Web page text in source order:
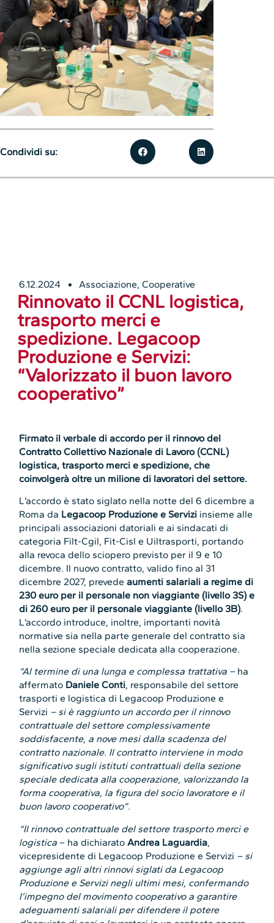
6.12.2024 Associazione,Cooperative
Rinnovato il CCNL logistica,
trasporto merci e
spedizione. Legacoop
Produzione e Servizi:
“Valorizzato il buon lavoro
cooperativo”
Firmato il verbale di accordo per il rinnovo del
Contratto Collettivo Nazionale di Lavoro (CCNL)
logistica, trasporto merci e spedizione, che
coinvolgerà oltre un milione di lavoratori del settore.
L’accordo è stato siglato nella notte del 6 dicembre a
Roma da Legacoop Produzione e Servizi insieme alle
principali associazioni datoriali e ai sindacati di
categoria Filt-Cgil, Fit-Cisl e Uiltrasporti, portando
alla revoca dello sciopero previsto per il 9 e 10
dicembre. Il nuovo contratto, valido fino al 31
dicembre 2027, prevedeaumenti salariali a regime di
230 euro per il personale non viaggiante (livello 3S) e
di 260 euro per il personale viaggiante (livello 3B).
L’accordo introduce, inoltre, importanti novità
normative sia nella parte generale del contratto sia
nella sezione speciale dedicata alla cooperazione.
“Al termine di una lunga e complessa trattativa – ha
affermato Daniele Conti, responsabile del settore
trasporti e logistica di Legacoop Produzione e
Servizi – si è raggiunto un accordo per il rinnovo
contrattuale del settore complessivamente
soddisfacente, a nove mesi dalla scadenza del
contratto nazionale. Il contratto interviene in modo
significativo sugli istituti contrattuali della sezione
speciale dedicata alla cooperazione, valorizzando la
forma cooperativa, la figura del socio lavoratore e il
buon lavoro cooperativo”.
“Il rinnovo contrattuale del settore trasporto merci e
logistica – ha dichiaratoAndrea Laguardia,
vicepresidente di Legacoop Produzione e Servizi – si
aggiunge agli altri rinnovi siglati da Legacoop
Produzione e Servizi negli ultimi mesi, confermando
l’impegno del movimento cooperativo a garantire
adeguamenti salariali per difendere il potere
Condividi su: